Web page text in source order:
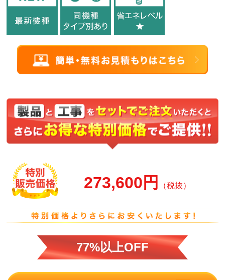
273,600円 （税抜）
77%以上OFF